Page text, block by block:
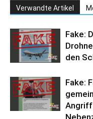
Verwandte Artikel
Fake:
den
Fake:
Angriff